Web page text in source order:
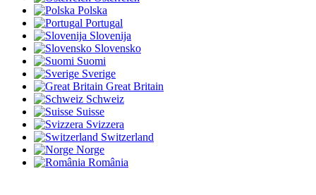
Polska
Portugal
Slovenija
Slovensko
Suomi
Sverige
Great Britain
Schweiz
Suisse
Svizzera
Switzerland
Norge
România